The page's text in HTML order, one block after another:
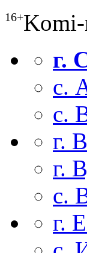
16+Komi-
г.
с.
с.
г.
г.
с.
г.